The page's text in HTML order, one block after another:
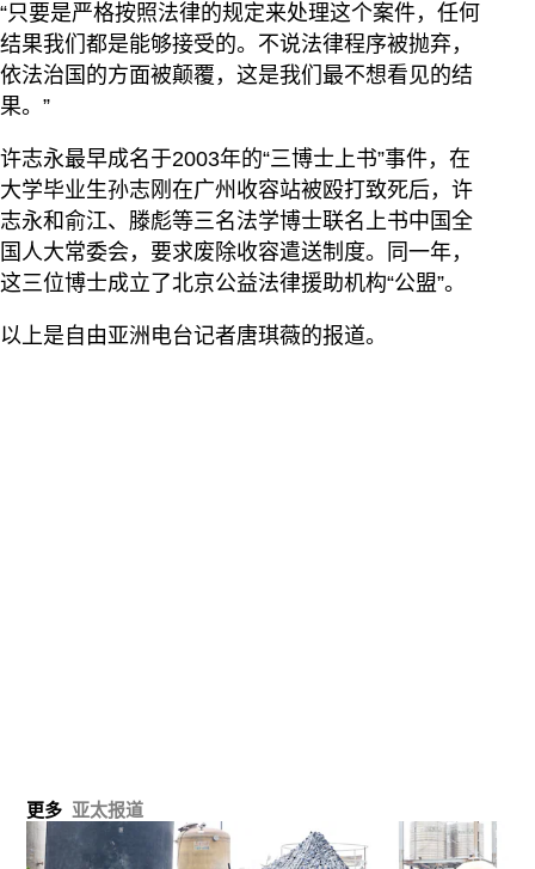
“只要是严格按照法律的规定来处理这个案件，任何
结果我们都是能够接受的。不说法律程序被抛弃，
依法治国的方面被颠覆，这是我们最不想看见的结
果。”
许志永最早成名于2003年的“三博士上书”事件，在
大学毕业生孙志刚在广州收容站被殴打致死后，许
志永和俞江、滕彪等三名法学博士联名上书中国全
国人大常委会，要求废除收容遣送制度。同一年，
这三位博士成立了北京公益法律援助机构“公盟”。
以上是自由亚洲电台记者唐琪薇的报道。
更多 亚太报道